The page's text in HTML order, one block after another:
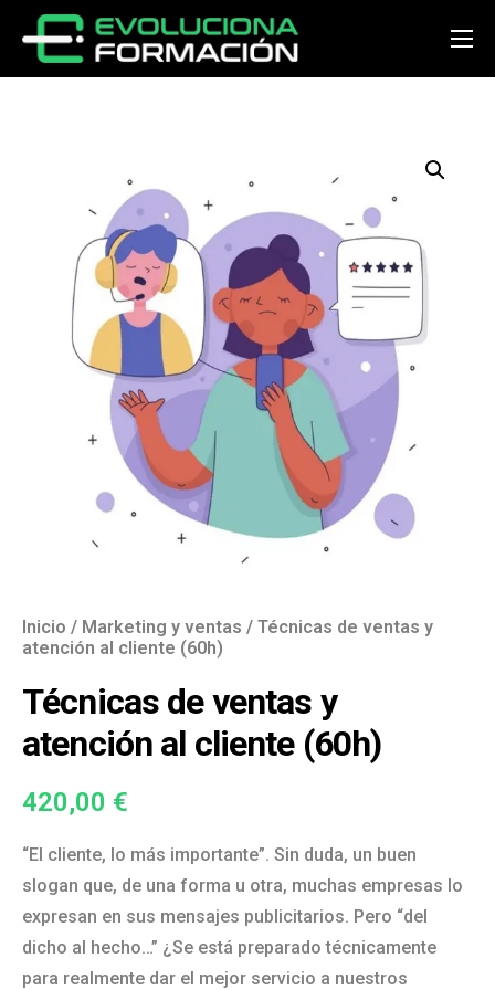
Inicio
Preguntas y respuestas
Noticias
Contacto
Acceder
Inicio / Marketing y ventas / Técnicas de ventas y
atención al cliente (60h)
Técnicas de ventas y
atención al cliente (60h)
420,00 €
“El cliente, lo más importante”. Sin duda, un buen
slogan que, de una forma u otra, muchas empresas lo
expresan en sus mensajes publicitarios. Pero “del
dicho al hecho…” ¿Se está preparado técnicamente
para realmente dar el mejor servicio a nuestros